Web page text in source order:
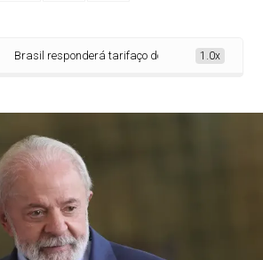
Brasil responderá tarifaço dos EUA com lei de
1.0x